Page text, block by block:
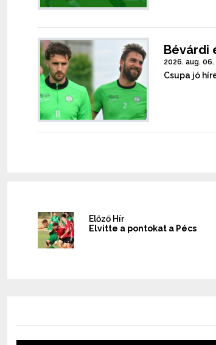
Bévárdi
2026. aug. 06.
Csupa jó
Előző Hír
Elvitte a pontokat a Pécs